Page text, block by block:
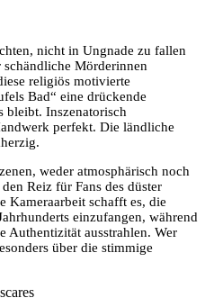
nicht in Ungnade zu fallen
Mörderinnen
religiös motivierte
Bad“ eine drückende
bleibt. Inszenatorisch
perfekt. Die ländliche
weder atmosphärisch noch
Reiz für Fans des düster
Kameraarbeit schafft es, die
einzufangen, während
Authentizität ausstrahlen. Wer
über die stimmige